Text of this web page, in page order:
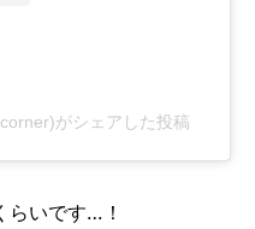
がシェアした投稿
らいです…！